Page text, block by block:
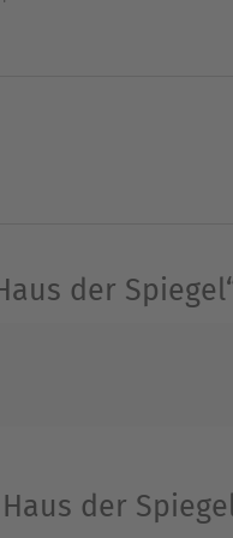
Kunst und die
der
der